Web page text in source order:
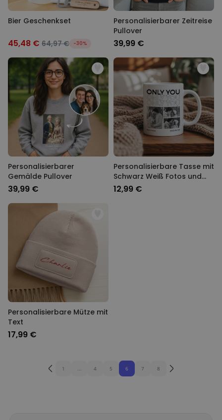
Bier Geschenkset
45,48 € 64,97 € -30%
Personalisierbarer Zeitreise
Pullover
39,99 €
Personalisierbarer
Gemälde Pullover
39,99 €
Personalisierbare Tasse mit
Schwarz Weiß Fotos und
Text
12,99 €
Personalisierbare Mütze mit
Text
17,99 €
1 ... 4 5 6 7 8